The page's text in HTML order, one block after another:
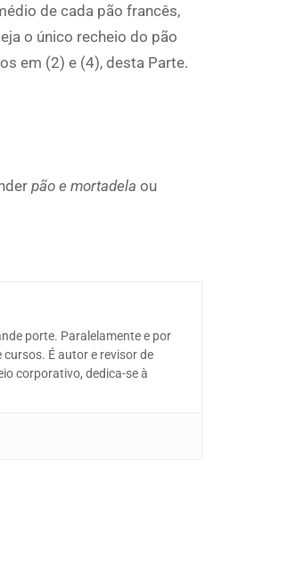
de cada pão francês,
o único recheio do pão
em (2) e (4), desta Parte.
pão e mortadela ou
porte. Paralelamente e por
É autor e revisor de
corporativo, dedica-se à